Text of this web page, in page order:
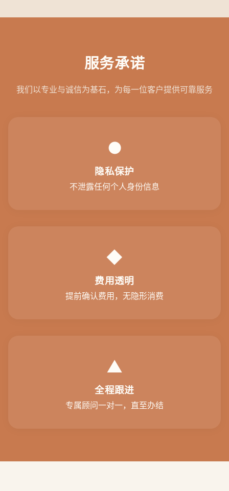
服务承诺
我们以专业与诚信为基石，为每一位客户提供可靠服务
●
隐私保护
不泄露任何个人身份信息
◆
费用透明
提前确认费用，无隐形消费
▲
全程跟进
专属顾问一对一，直至办结